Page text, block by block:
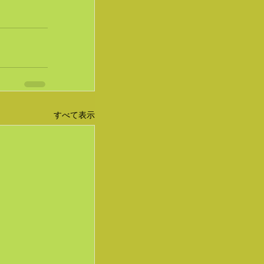
すべて表示